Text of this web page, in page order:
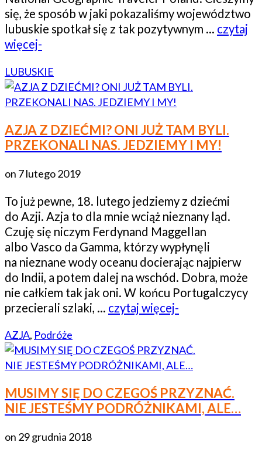
się, że sposób w jaki pokazaliśmy województwo
lubuskie spotkał się z tak pozytywnym … czytaj
więcej-
LUBUSKIE
AZJA Z DZIEĆMI? ONI JUŻ TAM BYLI.
PRZEKONALI NAS. JEDZIEMY I MY!
on 7 lutego 2019
To już pewne, 18. lutego jedziemy z dziećmi
do Azji. Azja to dla mnie wciąż nieznany ląd.
Czuję się niczym Ferdynand Maggellan
albo Vasco da Gamma, którzy wypłynęli
na nieznane wody oceanu docierając najpierw
do Indii, a potem dalej na wschód. Dobra, może
nie całkiem tak jak oni. W końcu Portugalczycy
przecierali szlaki, … czytaj więcej-
AZJA, Podróże
MUSIMY SIĘ DO CZEGOŚ PRZYZNAĆ.
NIE JESTEŚMY PODRÓŻNIKAMI, ALE…
on 29 grudnia 2018